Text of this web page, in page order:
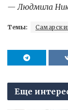
— Людмила
Темы:
Еще